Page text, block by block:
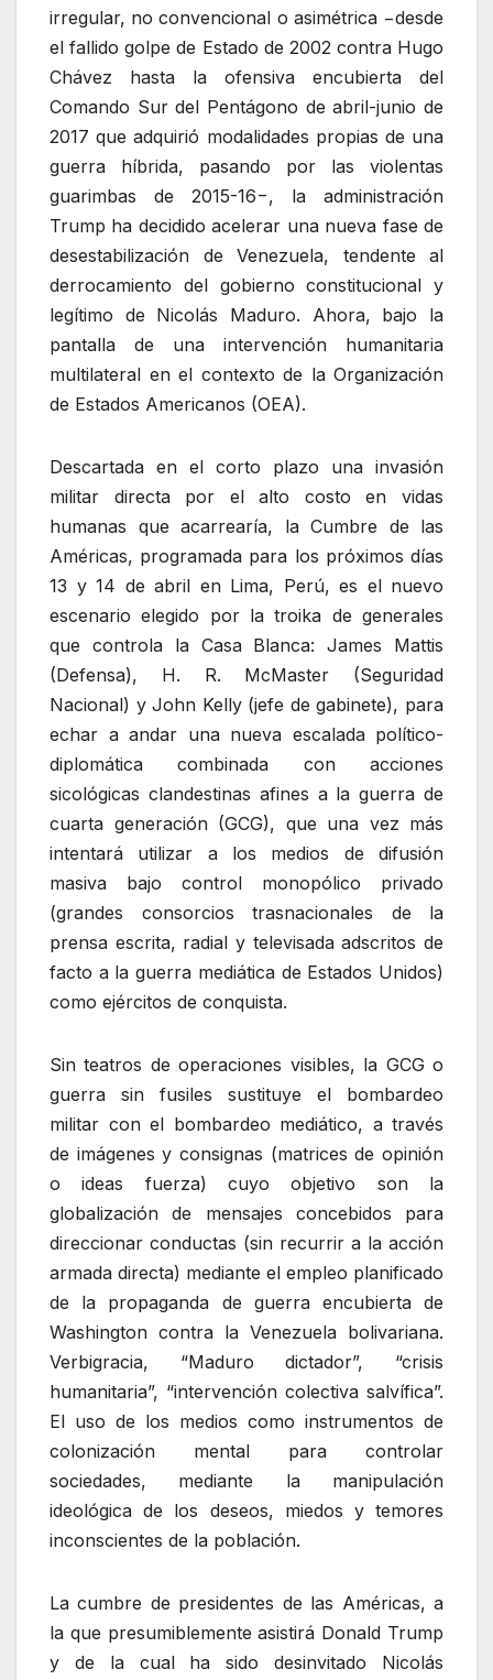
irregular, no convencional o asimétrica −desde
el fallido golpe de Estado de 2002 contra Hugo
Chávez hasta la ofensiva encubierta del
Comando Sur del Pentágono de abril-junio de
2017 que adquirió modalidades propias de una
guerra híbrida, pasando por las violentas
guarimbas de 2015-16−, la administración
Trump ha decidido acelerar una nueva fase de
desestabilización de Venezuela, tendente al
derrocamiento del gobierno constitucional y
legítimo de Nicolás Maduro. Ahora, bajo la
pantalla de una intervención humanitaria
multilateral en el contexto de la Organización
de Estados Americanos (OEA).
Descartada en el corto plazo una invasión
militar directa por el alto costo en vidas
humanas que acarrearía, la Cumbre de las
Américas, programada para los próximos días
13 y 14 de abril en Lima, Perú, es el nuevo
escenario elegido por la troika de generales
que controla la Casa Blanca: James Mattis
(Defensa), H. R. McMaster (Seguridad
Nacional) y John Kelly (jefe de gabinete), para
echar a andar una nueva escalada político-
diplomática combinada con acciones
sicológicas clandestinas afines a la guerra de
cuarta generación (GCG), que una vez más
intentará utilizar a los medios de difusión
masiva bajo control monopólico privado
(grandes consorcios trasnacionales de la
prensa escrita, radial y televisada adscritos de
facto a la guerra mediática de Estados Unidos)
como ejércitos de conquista.
Sin teatros de operaciones visibles, la GCG o
guerra sin fusiles sustituye el bombardeo
militar con el bombardeo mediático, a través
de imágenes y consignas (matrices de opinión
o ideas fuerza) cuyo objetivo son la
globalización de mensajes concebidos para
direccionar conductas (sin recurrir a la acción
armada directa) mediante el empleo planificado
de la propaganda de guerra encubierta de
Washington contra la Venezuela bolivariana.
Verbigracia, “Maduro dictador”, “crisis
humanitaria”, “intervención colectiva salvífica”.
El uso de los medios como instrumentos de
colonización mental para controlar
sociedades, mediante la manipulación
ideológica de los deseos, miedos y temores
inconscientes de la población.
La cumbre de presidentes de las Américas, a
la que presumiblemente asistirá Donald Trump
y de la cual ha sido desinvitado Nicolás